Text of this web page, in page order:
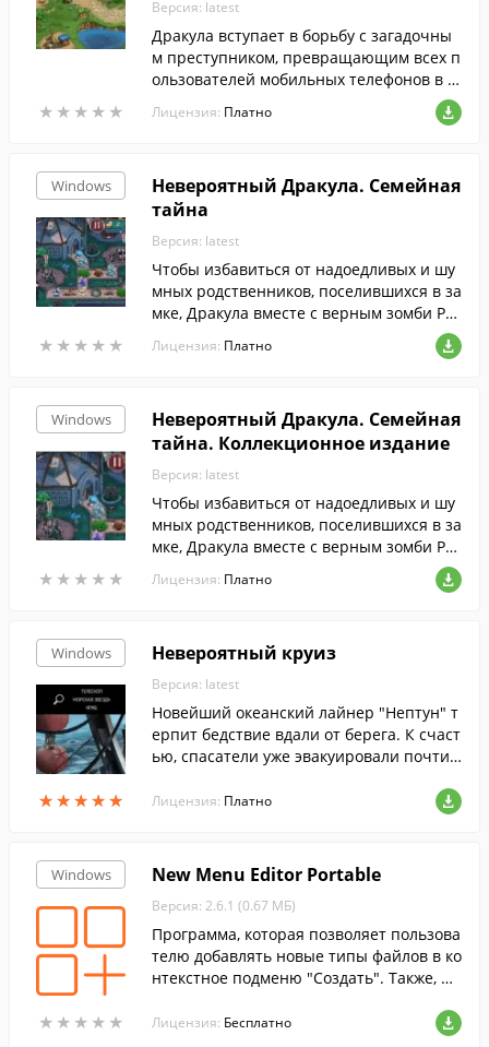
ом коллекционном издании!
★ ★ ★ ★ ★
★ ★ ★ ★ ★
Версия: latest
Дракула вступает в борьбу с загадочны
м преступником, превращающим всех п
ользователей мобильных телефонов в з
Лицензия: Платно
Windows
★ ★ ★ ★ ★
★ ★ ★ ★ ★
Невероятный Дракула. Семейная
тайна
Версия: latest
Чтобы избавиться от надоедливых и шу
мных родственников, поселившихся в за
мке, Дракула вместе с верным зомби Ру
фусом отправляются ловить демона, кот
орый выгнал их из дома.
Лицензия: Платно
Windows
★ ★ ★ ★ ★
★ ★ ★ ★ ★
Невероятный Дракула. Семейная
тайна. Коллекционное издание
Версия: latest
Чтобы избавиться от надоедливых и шу
мных родственников, поселившихся в за
мке, Дракула вместе с верным зомби Ру
фусом отправляются ловить демона, кот
орый выгнал их из дома. И для начала н
восстановить заводы и шахты, спасти п
опавших под магическое заклятие суще
ств. Для особо внимательных игроков н
а каждом уровне будут дополнительные
задания - попробуйте выполнить их все!
Лицензия: Платно
Windows
★★★★★
★★★★★
Невероятный круиз
Версия: latest
Новейший океанский лайнер "Нептун" т
ерпит бедствие вдали от берега. К счаст
ью, спасатели уже эвакуировали почти
ась покидать судно без своего мужа и де
Лицензия: Платно
Windows
★ ★ ★ ★ ★
★ ★ ★ ★ ★
New Menu Editor Portable
Версия: 2.6.1 (0.67 МБ)
Программа, которая позволяет пользова
телю добавлять новые типы файлов в ко
нтекстное подменю "Создать". Также, пр
щие пункты.
Лицензия: Бесплатно